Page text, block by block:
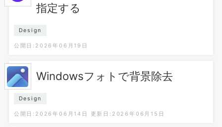
指定する
Design
公開日:2026年06月19日
Windowsフォトで背景除去
Design
公開日:2026年06月14日 更新日:2026年06月15日